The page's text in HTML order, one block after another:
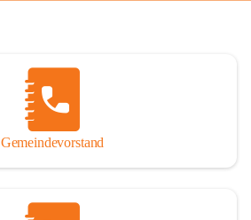
Gemeindevorstand